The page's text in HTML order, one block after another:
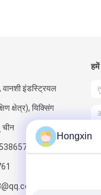
वानशी इंडस्ट्रियल
क्षेत्र), यिक्सिंग
चीन
+86
Hongxin